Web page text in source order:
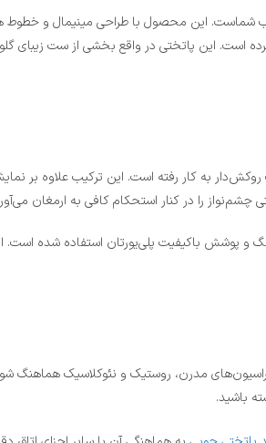
شماست. این محصول با طراحی مینیمال و
است. این پاتختی در واقع بخشی از ست زیبای
به کار رفته است. این ترکیب علاوه بر نمایش
باکیفیت پلی‌یورتان استفاده شده است.
مدرن، روستیک و نئوکلاسیک هماهنگ
باشید.